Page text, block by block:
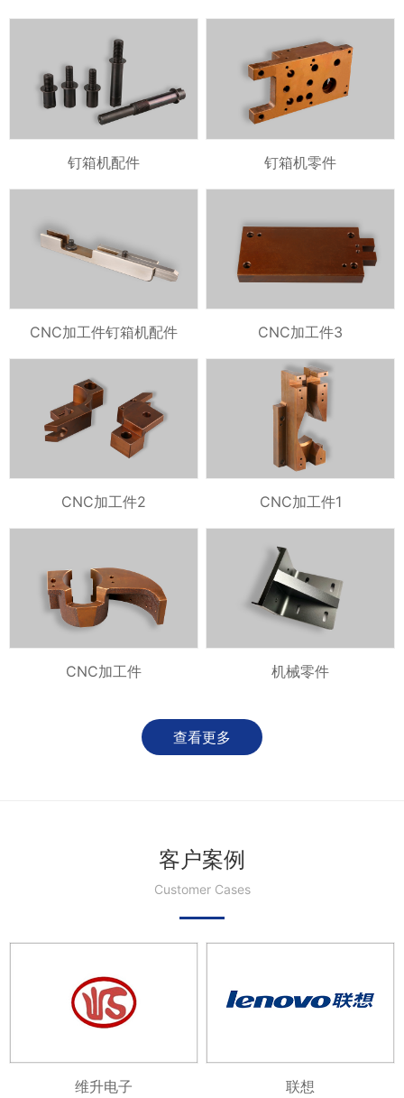
钉箱机配件 钉箱机零件
CNC加工件钉箱机配件 CNC加工件3
CNC加工件2 CNC加工件1
CNC加工件 机械零件
查看更多
客户案例
Customer Cases
维升电子 联想